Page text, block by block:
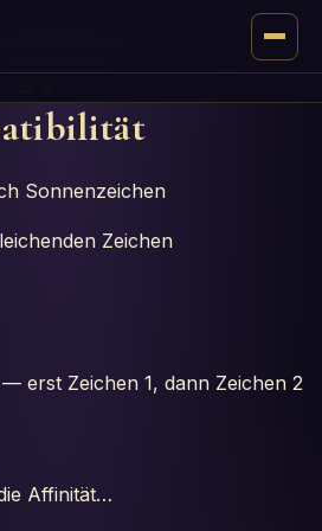
Sonnenzeichen
Zeichen
erst Zeichen 1, dann Zeichen 2
Affinität…